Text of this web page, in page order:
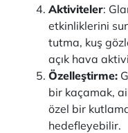
Aktiviteler:
etkinliklerini
tutma, kuş
açık hava
Özelleştirme:
bir kaçamak,
özel bir
hedefleyebilir.